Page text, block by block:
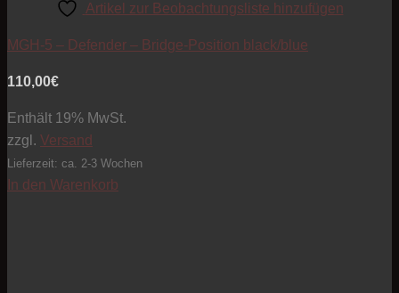
Artikel zur Beobachtungsliste hinzufügen
MGH-5 – Defender – Bridge-Position black/blue
110,00€
Enthält 19% MwSt.
zzgl. Versand
Lieferzeit: ca. 2-3 Wochen
In den Warenkorb